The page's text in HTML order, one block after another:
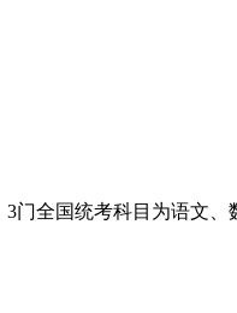
门全国统考科目为语文